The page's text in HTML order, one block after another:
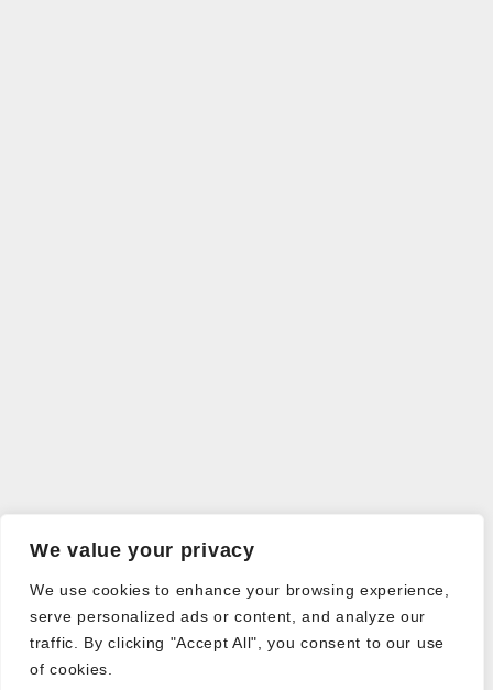
We value your privacy
We use cookies to enhance your browsing experience,
serve personalized ads or content, and analyze our
traffic. By clicking "Accept All", you consent to our use
of cookies.